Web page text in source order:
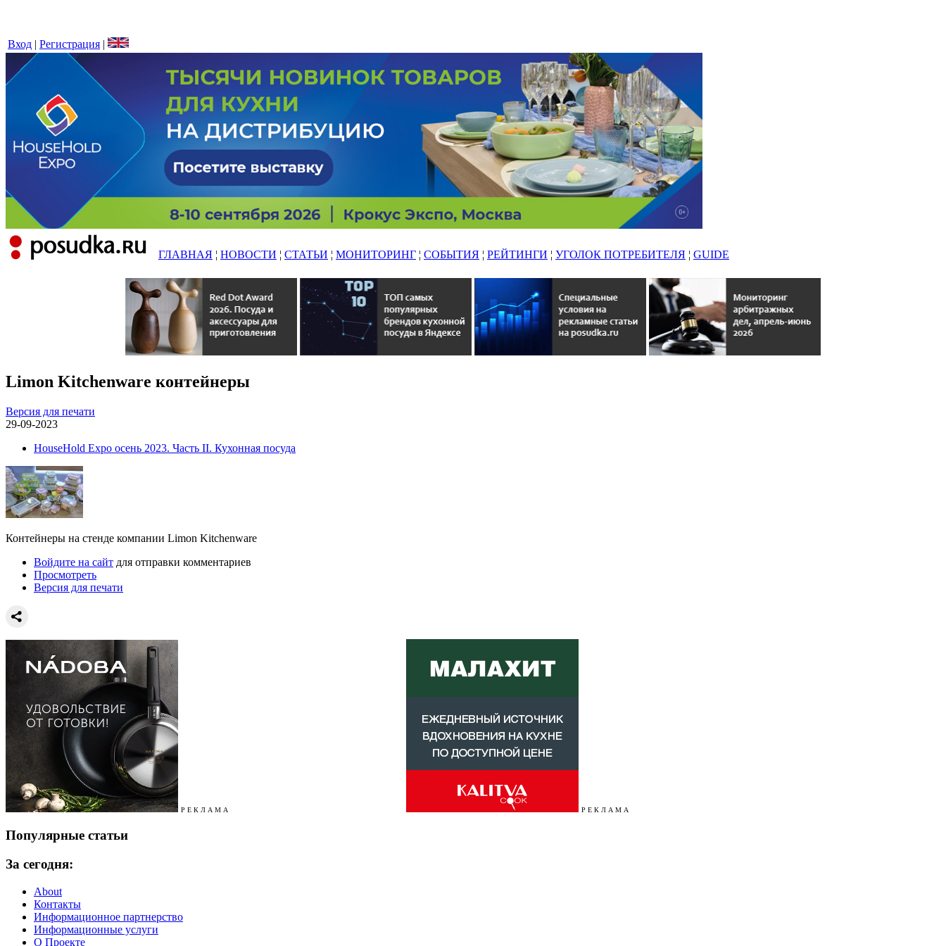
Вход | Регистрация |
ГЛАВНАЯ ¦ НОВОСТИ ¦ СТАТЬИ ¦ МОНИТОРИНГ ¦ СОБЫТИЯ ¦ РЕЙТИНГИ ¦ УГОЛОК ПОТРЕБИТЕЛЯ ¦ GUIDE
Limon Kitchenware контейнеры
Версия для печати
29-09-2023
HouseHold Expo осень 2023. Часть II. Кухонная посуда
Контейнеры на стенде компании Limon Kitchenware
Войдите на сайт для отправки комментариев
Просмотреть
Версия для печати
Р Е К Л А М А Р Е К Л А М А
Популярные статьи
За сегодня:
About
Контакты
Информационное партнерство
Информационные услуги
О Проекте